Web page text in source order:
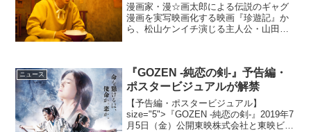
漫画家・漫☆画太郎による伝説のギャグ
漫画を実写映画化する映画『珍遊記』か
ら、松山ケンイチ演じる主人公・山田太
いた坊主・玄奘（倉科カナ...
ニュース
『GOZEN -純恋の剣-』予告編・
ポスタービジュアルが解禁
【予告編・ポスタービジュアル】
size="5">『GOZEN -純恋の剣-』2019年7
月5日（金）公開東映株式会社と東映ビデ